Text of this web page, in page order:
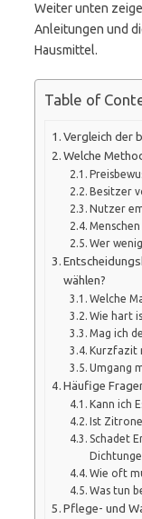
Weiter unten
Anleitungen und
Hausmittel.
Table of
Vergleich der
Welche
Besitzer
Nutzer
Wer
wählen?
Welche
Wie hart
Mag ich
Kurzfazit
Umgang
Häufige
Kann ich
Ist
Schadet
Wie oft
Was tun
Pflege- und